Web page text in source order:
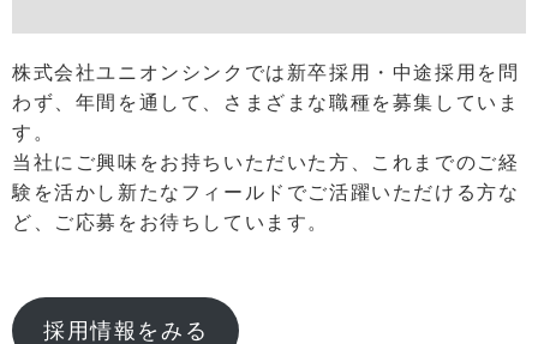
株式会社ユニオンシンクでは新卒採用・中途採用を問
わず、年間を通して、さまざまな職種を募集していま
す。
当社にご興味をお持ちいただいた方、これまでのご経
験を活かし新たなフィールドでご活躍いただける方な
ど、ご応募をお待ちしています。
採用情報をみる